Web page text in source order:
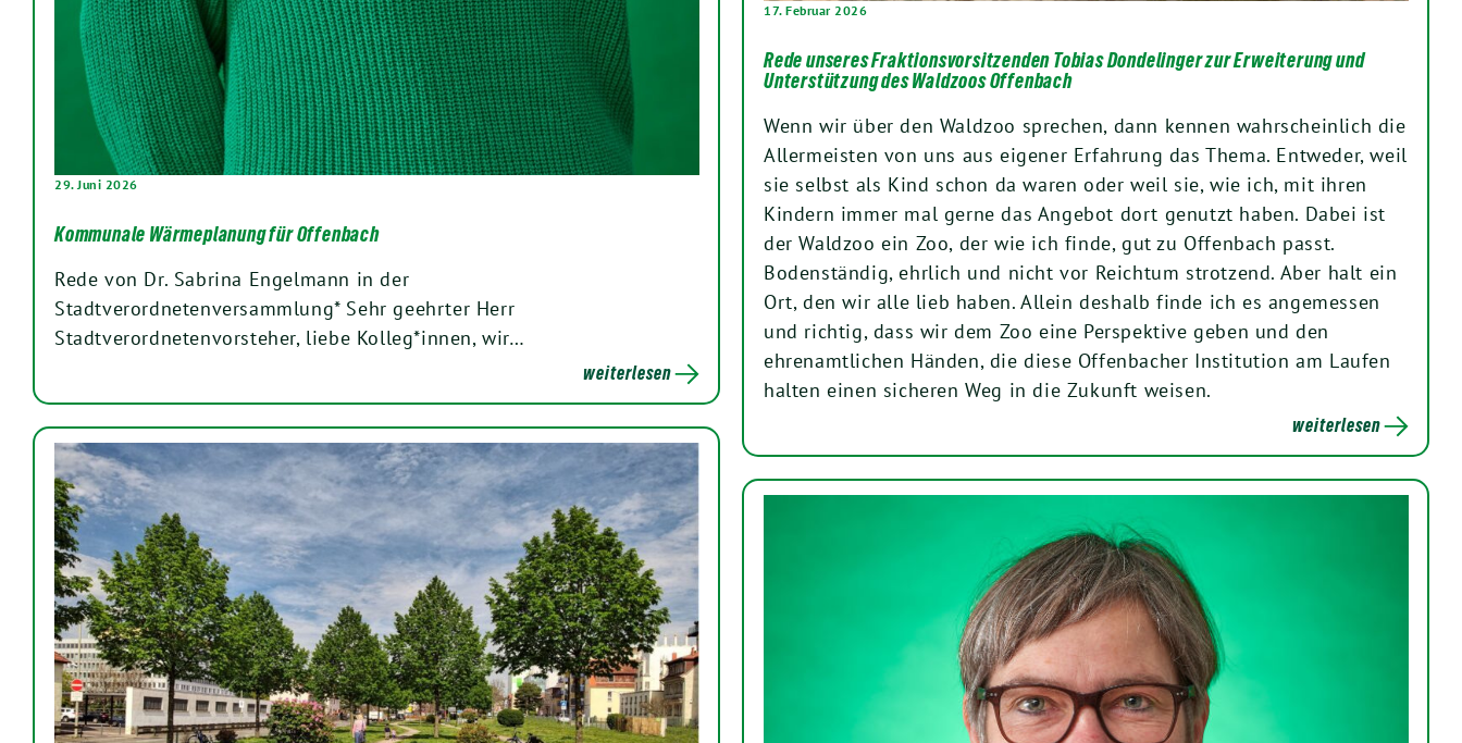
29. Juni 2026
Kommunale Wärmeplanung für Offenbach
Rede von Dr. Sabrina Engelmann in der
Stadtverordnetenversammlung* Sehr geehrter Herr
Stadtverordnetenvorsteher, liebe Kolleg*innen, wir…
weiterlesen
17. Februar 2026
Rede unseres Fraktionsvorsitzenden Tobias Dondelinger zur Erweiterung und
Unterstützung des Waldzoos Offenbach
Wenn wir über den Waldzoo sprechen, dann kennen wahrscheinlich die
Allermeisten von uns aus eigener Erfahrung das Thema. Entweder, weil
sie selbst als Kind schon da waren oder weil sie, wie ich, mit ihren
Kindern immer mal gerne das Angebot dort genutzt haben. Dabei ist
der Waldzoo ein Zoo, der wie ich finde, gut zu Offenbach passt.
Bodenständig, ehrlich und nicht vor Reichtum strotzend. Aber halt ein
Ort, den wir alle lieb haben. Allein deshalb finde ich es angemessen
und richtig, dass wir dem Zoo eine Perspektive geben und den
ehrenamtlichen Händen, die diese Offenbacher Institution am Laufen
halten einen sicheren Weg in die Zukunft weisen.
weiterlesen